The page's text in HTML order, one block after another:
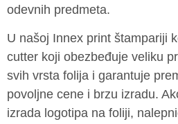
odevnih predmeta.
U našoj Innex print štampariji
cutter koji obezbeđuje veliku
svih vrsta folija i garantuje
povoljne cene i brzu izradu.
izrada logotipa na foliji,